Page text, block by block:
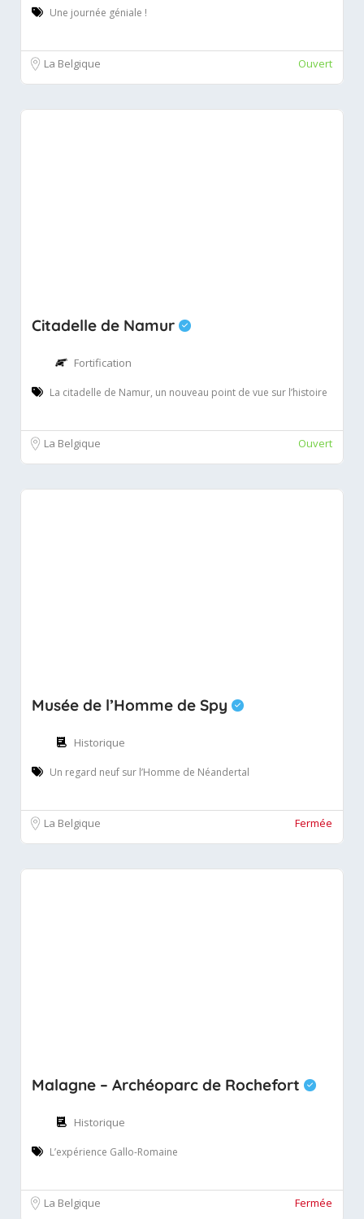
Une journée géniale !
La Belgique Ouvert
Citadelle de Namur
Fortification
La citadelle de Namur, un nouveau point de vue sur l’histoire
La Belgique Ouvert
Musée de l’Homme de Spy
Historique
Un regard neuf sur l’Homme de Néandertal
La Belgique Fermée
Malagne – Archéoparc de Rochefort
Historique
L’expérience Gallo-Romaine
La Belgique Fermée